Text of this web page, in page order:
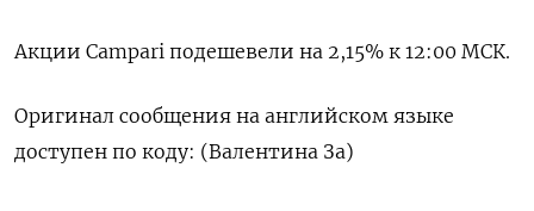
Акции Campari подешевели на 2,15% к 12:00 МСК.
Оригинал сообщения на английском языке
доступен по коду: (Валентина За)